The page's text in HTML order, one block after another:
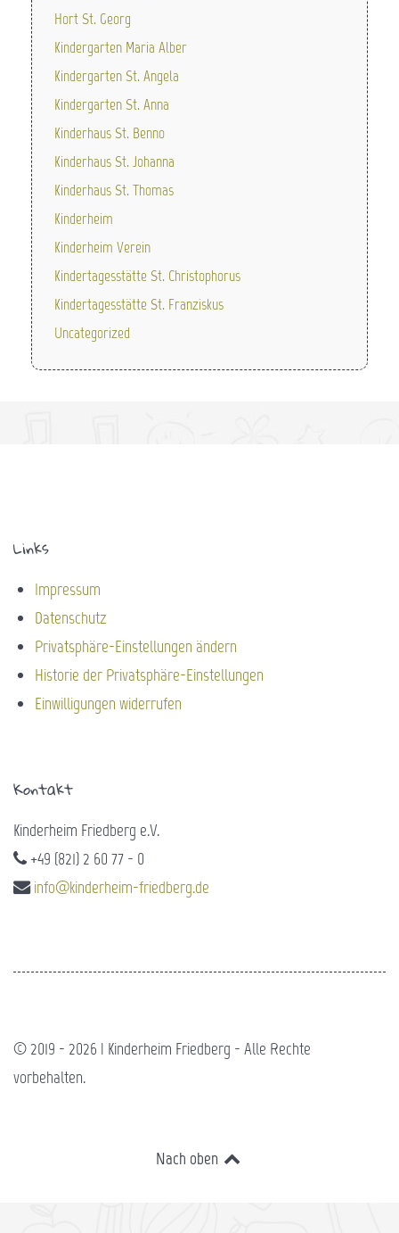
Hort St. Georg
Kindergarten Maria Alber
Kindergarten St. Angela
Kindergarten St. Anna
Kinderhaus St. Benno
Kinderhaus St. Johanna
Kinderhaus St. Thomas
Kinderheim
Kinderheim Verein
Kindertagesstätte St. Christophorus
Kindertagesstätte St. Franziskus
Uncategorized
Links
Impressum
Datenschutz
Privatsphäre-Einstellungen ändern
Historie der Privatsphäre-Einstellungen
Einwilligungen widerrufen
Kontakt
Kinderheim Friedberg e.V.
+49 (821) 2 60 77 - 0
info@kinderheim-friedberg.de
© 2019 - 2026 | Kinderheim Friedberg - Alle Rechte
vorbehalten.
Nach oben